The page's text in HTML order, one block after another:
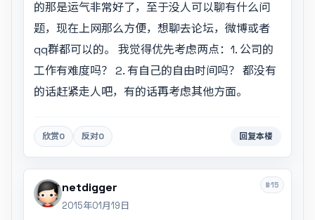
的那是运气非常好了，至于没人可以聊有什么问
题，现在上网那么方便，想聊去论坛，微博或者
qq群都可以的。 我觉得优先考虑两点：1. 公司的
工作有难度吗？ 2. 有自己的自由时间吗？ 都没有
的话赶紧走人吧，有的话再考虑其他方面。
欣赏0 反对0 回复本楼
#15
netdigger
2015年01月19日